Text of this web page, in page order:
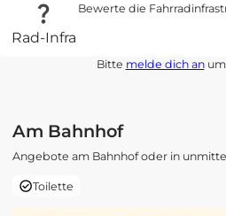
Rad-Infra
Bewerte die
Bitte melde dich anum
Am Bahnhof
Angebote am Bahnhof oder in
Toilette